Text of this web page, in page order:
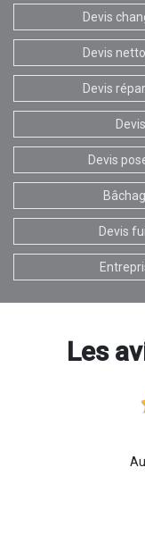
Devis
Devis
Devis
Devis
Devis
Les